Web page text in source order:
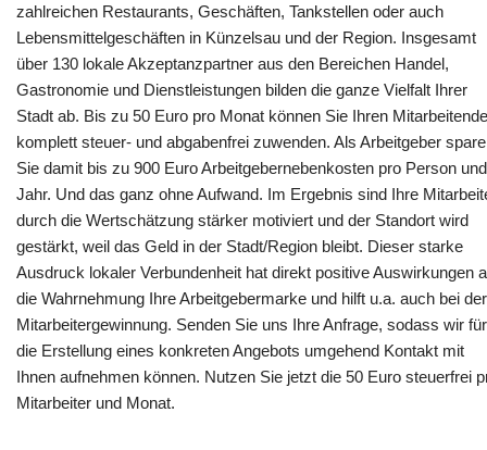
zahlreichen Restaurants, Geschäften, Tankstellen oder auch
Lebensmittelgeschäften in Künzelsau und der Region. Insgesamt
über 130 lokale Akzeptanzpartner aus den Bereichen Handel,
Gastronomie und Dienstleistungen bilden die ganze Vielfalt Ihrer
Stadt ab. Bis zu 50 Euro pro Monat können Sie Ihren
komplett steuer- und abgabenfrei zuwenden. Als Arbeitgeber
Sie damit bis zu 900 Euro Arbeitgebernebenkosten pro Person und
Jahr. Und das ganz ohne Aufwand. Im Ergebnis sind Ihre
durch die Wertschätzung stärker motiviert und der Standort wird
gestärkt, weil das Geld in der Stadt/Region bleibt. Dieser starke
Ausdruck lokaler Verbundenheit hat direkt positive Auswirkungen
die Wahrnehmung Ihre Arbeitgebermarke und hilft u.a. auch bei der
Mitarbeitergewinnung. Senden Sie uns Ihre Anfrage, sodass wir für
die Erstellung eines konkreten Angebots umgehend Kontakt mit
Ihnen aufnehmen können. Nutzen Sie jetzt die 50 Euro steuerfrei
Mitarbeiter und Monat.